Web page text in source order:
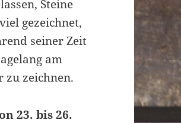
Steine
gezeichnet,
seiner Zeit
am
zu zeichnen.
23. bis 26.